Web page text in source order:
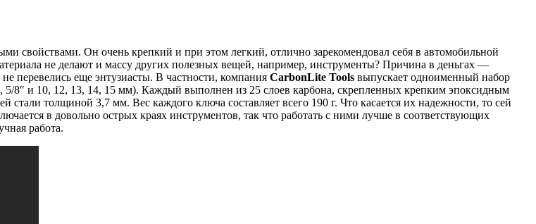
свойствами. Он очень крепкий и при этом легкий, отлично зарекомендовал себя в автомобильной
не делают и массу других полезных вещей, например, инструменты? Причина в деньгах —
перевелись еще энтузиасты. В частности, компания CarbonLite Tools выпускает одноименный набор
8″ и 10, 12, 13, 14, 15 мм). Каждый выполнен из 25 слоев карбона, скрепленных крепким эпоксидным
толщиной 3,7 мм. Вес каждого ключа составляет всего 190 г. Что касается их надежности, то сей
в довольно острых краях инструментов, так что работать с ними лучше в соответствующих
работа.